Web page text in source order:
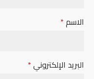
الاسم*
البريد الإلكتروني*